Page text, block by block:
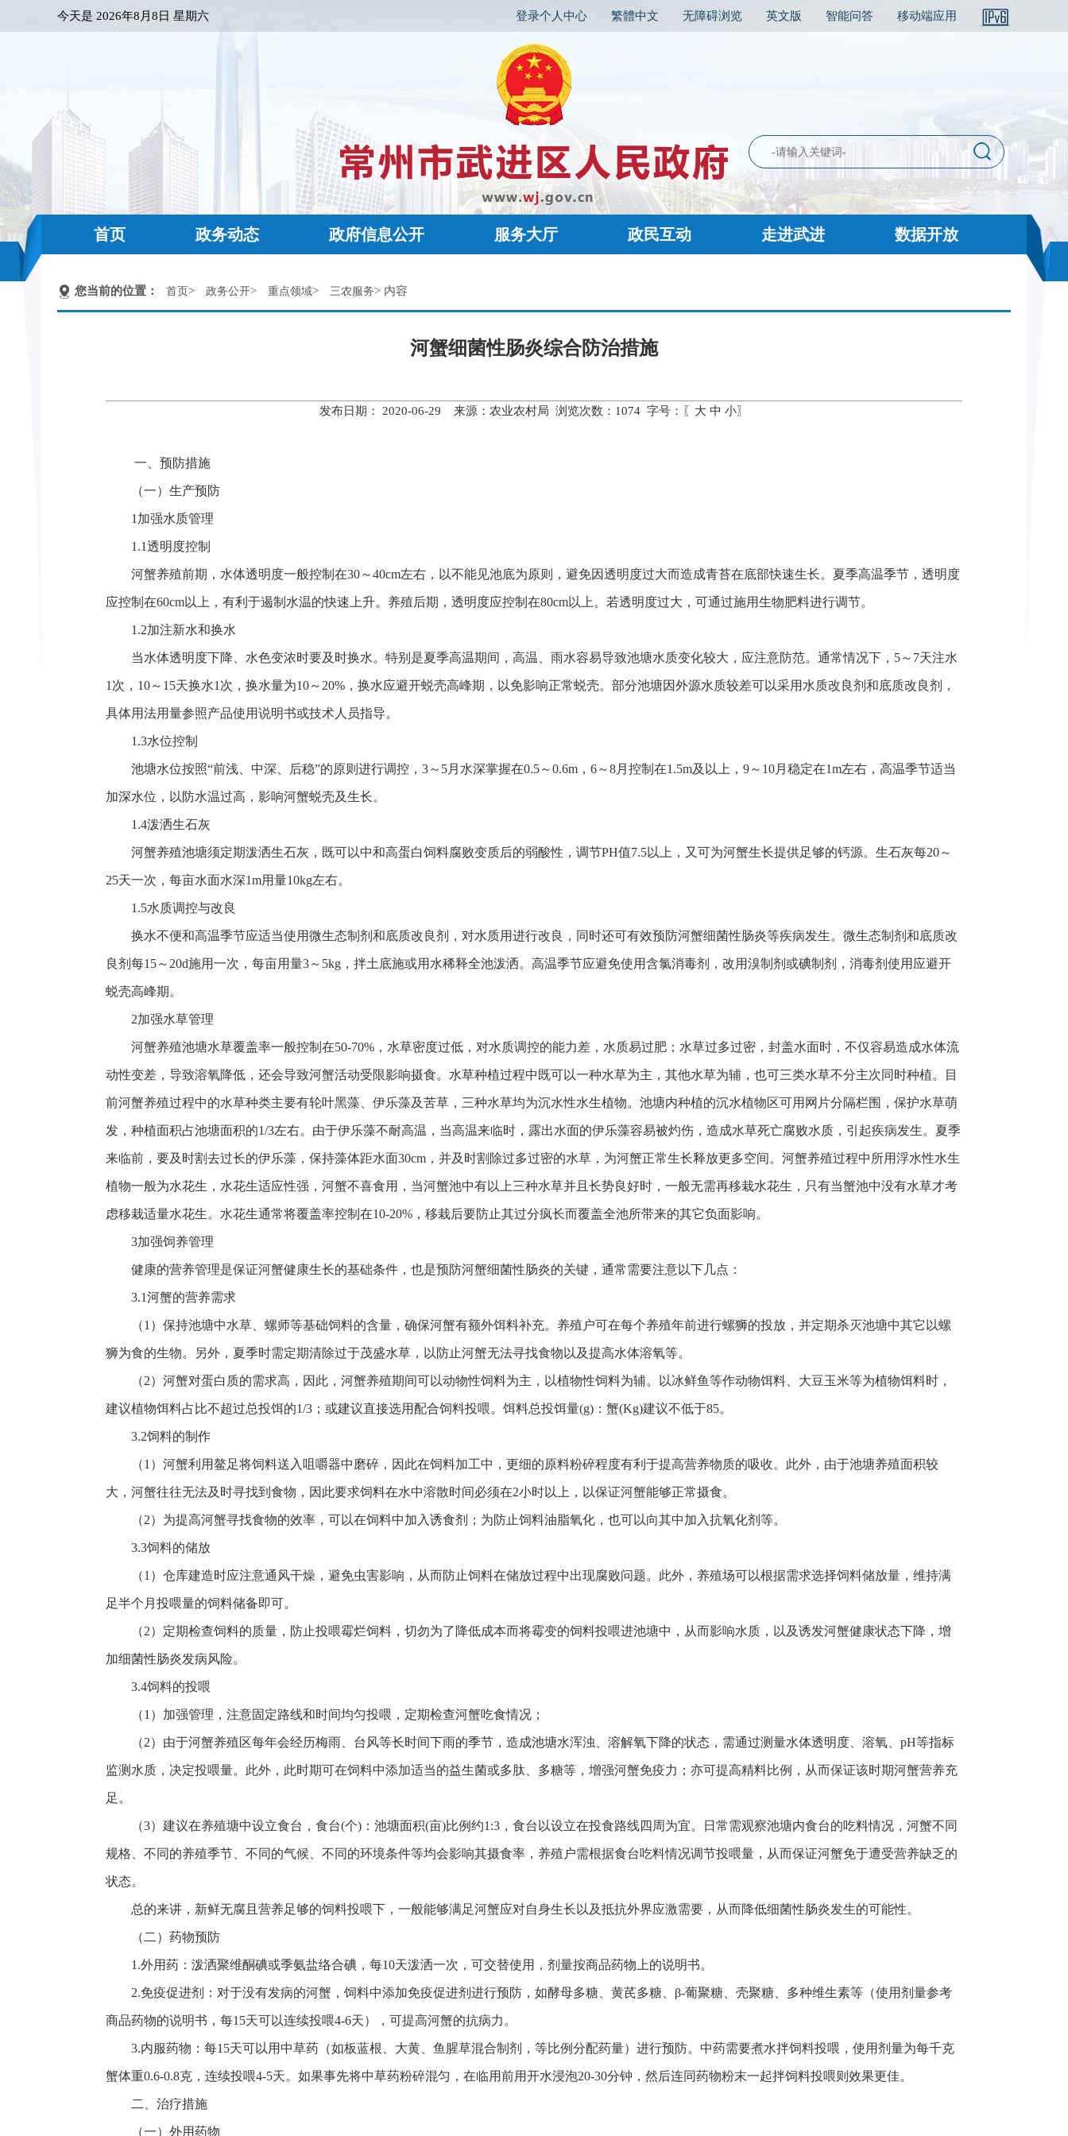
今天是 2026年8月8日 星期六 登录个人中心 繁體中文 无障碍浏览 英文版 智能问答 移动端应用
首页 政务动态 政府信息公开 服务大厅 政民互动 走进武进 数据开放
您当前的位置： 首页> 政务公开> 重点领域> 三农服务> 内容
河蟹细菌性肠炎综合防治措施
发布日期： 2020-06-29 来源：农业农村局 浏览次数： 1074 字号：〖 大 中 小〗
一、预防措施
（一）生产预防
1加强水质管理
1.1透明度控制
河蟹养殖前期，水体透明度一般控制在30～40cm左右，以不能见池底为原则，避免因透明度过大而造成青苔在底部快速生长。夏季高温季节，透明度
应控制在60cm以上，有利于遏制水温的快速上升。养殖后期，透明度应控制在80cm以上。若透明度过大，可通过施用生物肥料进行调节。
1.2加注新水和换水
当水体透明度下降、水色变浓时要及时换水。特别是夏季高温期间，高温、雨水容易导致池塘水质变化较大，应注意防范。通常情况下，5～7天注水
1次，10～15天换水1次，换水量为10～20%，换水应避开蜕壳高峰期，以免影响正常蜕壳。部分池塘因外源水质较差可以采用水质改良剂和底质改良剂，
具体用法用量参照产品使用说明书或技术人员指导。
1.3水位控制
池塘水位按照“前浅、中深、后稳”的原则进行调控，3～5月水深掌握在0.5～0.6m，6～8月控制在1.5m及以上，9～10月稳定在1m左右，高温季节适当
加深水位，以防水温过高，影响河蟹蜕壳及生长。
1.4泼洒生石灰
河蟹养殖池塘须定期泼洒生石灰，既可以中和高蛋白饲料腐败变质后的弱酸性，调节PH值7.5以上，又可为河蟹生长提供足够的钙源。生石灰每20～
25天一次，每亩水面水深1m用量10kg左右。
1.5水质调控与改良
换水不便和高温季节应适当使用微生态制剂和底质改良剂，对水质用进行改良，同时还可有效预防河蟹细菌性肠炎等疾病发生。微生态制剂和底质改
良剂每15～20d施用一次，每亩用量3～5kg，拌土底施或用水稀释全池泼洒。高温季节应避免使用含氯消毒剂，改用溴制剂或碘制剂，消毒剂使用应避开
蜕壳高峰期。
2加强水草管理
河蟹养殖池塘水草覆盖率一般控制在50-70%，水草密度过低，对水质调控的能力差，水质易过肥；水草过多过密，封盖水面时，不仅容易造成水体流
动性变差，导致溶氧降低，还会导致河蟹活动受限影响摄食。水草种植过程中既可以一种水草为主，其他水草为辅，也可三类水草不分主次同时种植。目
前河蟹养殖过程中的水草种类主要有轮叶黑藻、伊乐藻及苦草，三种水草均为沉水性水生植物。池塘内种植的沉水植物区可用网片分隔栏围，保护水草萌
发，种植面积占池塘面积的1/3左右。由于伊乐藻不耐高温，当高温来临时，露出水面的伊乐藻容易被灼伤，造成水草死亡腐败水质，引起疾病发生。夏季
来临前，要及时割去过长的伊乐藻，保持藻体距水面30cm，并及时割除过多过密的水草，为河蟹正常生长释放更多空间。河蟹养殖过程中所用浮水性水生
植物一般为水花生，水花生适应性强，河蟹不喜食用，当河蟹池中有以上三种水草并且长势良好时，一般无需再移栽水花生，只有当蟹池中没有水草才考
虑移栽适量水花生。水花生通常将覆盖率控制在10-20%，移栽后要防止其过分疯长而覆盖全池所带来的其它负面影响。
3加强饲养管理
健康的营养管理是保证河蟹健康生长的基础条件，也是预防河蟹细菌性肠炎的关键，通常需要注意以下几点：
3.1河蟹的营养需求
（1）保持池塘中水草、螺师等基础饲料的含量，确保河蟹有额外饵料补充。养殖户可在每个养殖年前进行螺狮的投放，并定期杀灭池塘中其它以螺
狮为食的生物。另外，夏季时需定期清除过于茂盛水草，以防止河蟹无法寻找食物以及提高水体溶氧等。
（2）河蟹对蛋白质的需求高，因此，河蟹养殖期间可以动物性饲料为主，以植物性饲料为辅。以冰鲜鱼等作动物饵料、大豆玉米等为植物饵料时，
建议植物饵料占比不超过总投饵的1/3；或建议直接选用配合饲料投喂。饵料总投饵量(g)：蟹(Kg)建议不低于85。
3.2饲料的制作
（1）河蟹利用鳌足将饲料送入咀嚼器中磨碎，因此在饲料加工中，更细的原料粉碎程度有利于提高营养物质的吸收。此外，由于池塘养殖面积较
大，河蟹往往无法及时寻找到食物，因此要求饲料在水中溶散时间必须在2小时以上，以保证河蟹能够正常摄食。
（2）为提高河蟹寻找食物的效率，可以在饲料中加入诱食剂；为防止饲料油脂氧化，也可以向其中加入抗氧化剂等。
3.3饲料的储放
（1）仓库建造时应注意通风干燥，避免虫害影响，从而防止饲料在储放过程中出现腐败问题。此外，养殖场可以根据需求选择饲料储放量，维持满
足半个月投喂量的饲料储备即可。
（2）定期检查饲料的质量，防止投喂霉烂饲料，切勿为了降低成本而将霉变的饲料投喂进池塘中，从而影响水质，以及诱发河蟹健康状态下降，增
加细菌性肠炎发病风险。
3.4饲料的投喂
（1）加强管理，注意固定路线和时间均匀投喂，定期检查河蟹吃食情况；
（2）由于河蟹养殖区每年会经历梅雨、台风等长时间下雨的季节，造成池塘水浑浊、溶解氧下降的状态，需通过测量水体透明度、溶氧、pH等指标
监测水质，决定投喂量。此外，此时期可在饲料中添加适当的益生菌或多肽、多糖等，增强河蟹免疫力；亦可提高精料比例，从而保证该时期河蟹营养充
足。
（3）建议在养殖塘中设立食台，食台(个)：池塘面积(亩)比例约1:3，食台以设立在投食路线四周为宜。日常需观察池塘内食台的吃料情况，河蟹不同
规格、不同的养殖季节、不同的气候、不同的环境条件等均会影响其摄食率，养殖户需根据食台吃料情况调节投喂量，从而保证河蟹免于遭受营养缺乏的
状态。
总的来讲，新鲜无腐且营养足够的饲料投喂下，一般能够满足河蟹应对自身生长以及抵抗外界应激需要，从而降低细菌性肠炎发生的可能性。
（二）药物预防
1.外用药：泼洒聚维酮碘或季氨盐络合碘，每10天泼洒一次，可交替使用，剂量按商品药物上的说明书。
2.免疫促进剂：对于没有发病的河蟹，饲料中添加免疫促进剂进行预防，如酵母多糖、黄芪多糖、β-葡聚糖、壳聚糖、多种维生素等（使用剂量参考
商品药物的说明书，每15天可以连续投喂4-6天），可提高河蟹的抗病力。
3.内服药物：每15天可以用中草药（如板蓝根、大黄、鱼腥草混合制剂，等比例分配药量）进行预防。中药需要煮水拌饲料投喂，使用剂量为每千克
蟹体重0.6-0.8克，连续投喂4-5天。如果事先将中草药粉碎混匀，在临用前用开水浸泡20-30分钟，然后连同药物粉末一起拌饲料投喂则效果更佳。
二、治疗措施
（一）外用药物